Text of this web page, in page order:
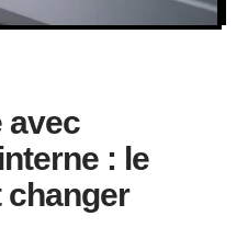
avec
: le
changer